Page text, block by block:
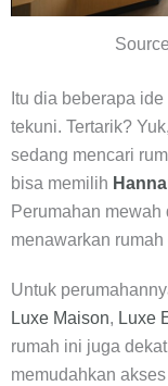
Itu dia beberapa
tekuni. Tertarik?
sedang mencari
bisa memilih
Perumahan
menawarkan
Untuk
Luxe Maison, Luxe
rumah ini juga
memudahkan